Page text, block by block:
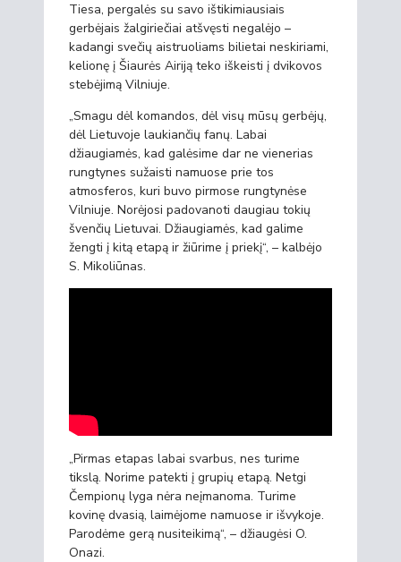
Tiesa, pergalės su savo ištikimiausiais
gerbėjais žalgiriečiai atšvęsti negalėjo –
kadangi svečių aistruoliams bilietai neskiriami,
kelionę į Šiaurės Airiją teko iškeisti į dvikovos
stebėjimą Vilniuje.
„Smagu dėl komandos, dėl visų mūsų gerbėjų,
dėl Lietuvoje laukiančių fanų. Labai
džiaugiamės, kad galėsime dar ne vienerias
rungtynes sužaisti namuose prie tos
atmosferos, kuri buvo pirmose rungtynėse
Vilniuje. Norėjosi padovanoti daugiau tokių
švenčių Lietuvai. Džiaugiamės, kad galime
žengti į kitą etapą ir žiūrime į priekį“, – kalbėjo
S. Mikoliūnas.
„Pirmas etapas labai svarbus, nes turime
tikslą. Norime patekti į grupių etapą. Netgi
Čempionų lyga nėra neįmanoma. Turime
kovinę dvasią, laimėjome namuose ir išvykoje.
Parodėme gerą nusiteikimą“, – džiaugėsi O.
Onazi.